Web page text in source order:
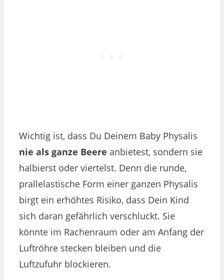
Wichtig ist, dass Du Deinem Baby Physalis
nie als ganze Beere anbietest, sondern sie
halbierst oder viertelst. Denn die runde,
prallelastische Form einer ganzen Physalis
birgt ein erhöhtes Risiko, dass Dein Kind
sich daran gefährlich verschluckt. Sie
könnte im Rachenraum oder am Anfang der
Luftröhre stecken bleiben und die
Luftzufuhr blockieren.